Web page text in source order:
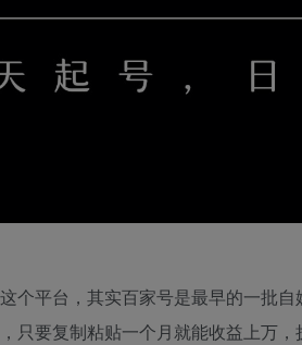
个平台，其实百家号是最早的一批
只要复制粘贴一个月就能收益上万